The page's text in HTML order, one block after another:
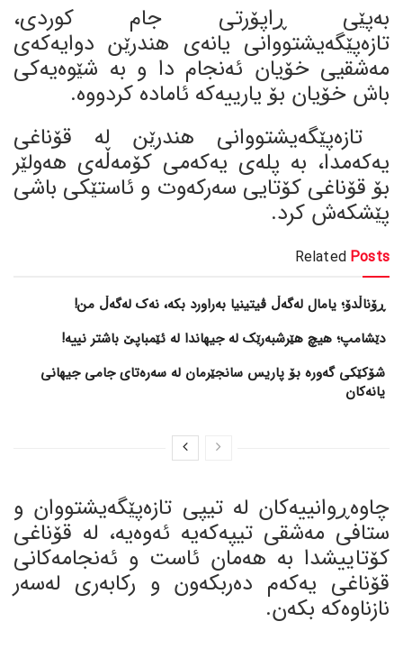
بەپێی ڕاپۆرتی جام کوردی،
تازه‌پێگه‌یشتووانی یانه‌ی هندرێن دوایه‌كه‌ی
مه‌شقیی خۆیان ئه‌نجام دا و به‌ شێوه‌یه‌كی
باش خۆیان بۆ یارییه‌كه‌ ئاماده‌ كردووه.
تازه‌پێگه‌یشتووانی هندرێن له‌ قۆناغی
یه‌كه‌مدا، به‌ پله‌ی یه‌كه‌می كۆمه‌ڵه‌ی هه‌ولێر
بۆ قۆناغی كۆتایی سه‌ركه‌وت و ئاستێكی باشی
پێشكه‌ش كرد.
Related Posts
ڕۆناڵدۆ؛ یامال لەگەڵ ڤیتینیا بەراورد بکە، نەک لەگەڵ من!
دێشامپ؛ هیچ هێرشبەرێک لە جیهاندا لە ئێمباپێ باشتر نییە!
شۆکێکی گەورە بۆ پاریس سانجێرمان لە سەرەتای جامی جیهانی
یانەکان
چاوه‌ڕوانییه‌كان له‌ تیپی تازه‌پێگه‌یشتووان و
ستافی مه‌شقی تیپه‌كه‌یه‌ ئه‌وه‌یه‌، له‌ قۆناغی
كۆتاییشدا به‌ هه‌مان ئاست و ئه‌نجامه‌كانی
قۆناغی یه‌كه‌م ده‌ربكه‌ون و ركابه‌ری له‌سه‌ر
نازناوه‌كه‌ بكه‌ن.